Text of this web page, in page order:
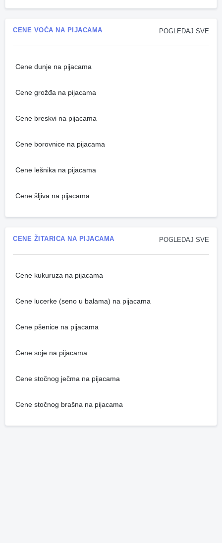
POGLEDAJ SVE
CENE VOĆA NA PIJACAMA
Cene dunje na pijacama
Cene grožđa na pijacama
Cene breskvi na pijacama
Cene borovnice na pijacama
Cene lešnika na pijacama
Cene šljiva na pijacama
POGLEDAJ SVE
CENE ŽITARICA NA PIJACAMA
Cene kukuruza na pijacama
Cene lucerke (seno u balama) na pijacama
Cene pšenice na pijacama
Cene soje na pijacama
Cene stočnog ječma na pijacama
Cene stočnog brašna na pijacama